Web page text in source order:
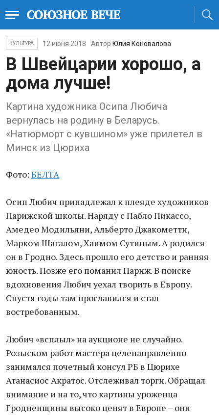
КУЛЬТУРА 12 июня 2018 Автор Юлия Коновалова
В Швейцарии хорошо, а
дома лучше!
Картина художника Осипа Любича
вернулась на родину в Беларусь.
«Натюрморт с кувшином» уже прилетел в
Минск из Цюриха
Фото: БЕЛТА
Осип Любич принадлежал к плеяде художников
Парижской школы. Наряду с Пабло Пикассо,
Амедео Модильяни, Альберто Джакометти,
Марком Шагалом, Хаимом Сутиным. А родился
он в Гродно. Здесь прошло его детство и ранняя
юность. Позже его поманил Париж. В поиске
вдохновения Любич уехал творить в Европу.
Спустя годы там прославился и стал
востребованным.
Любич «всплыл» на аукционе не случайно.
Розыском работ мастера целенаправленно
занимался почетный консул РБ в Цюрихе
Атанасиос Акратос. Отслеживал торги. Обращал
внимание и на то, что картины уроженца
Гродненщины высоко ценят в Европе – они